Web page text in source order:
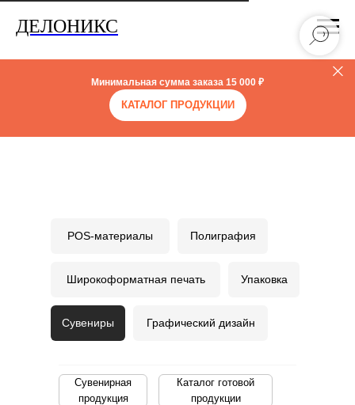
ДЕЛОНИКС
Минимальная сумма заказа 15 000 ₽
КАТАЛОГ ПРОДУКЦИИ
POS-материалы
Графический дизайн
Упаковка
Широкоформатная печать
Полиграфия
Сувениры
Каталог готовой
продукции
Сувенирная
продукция